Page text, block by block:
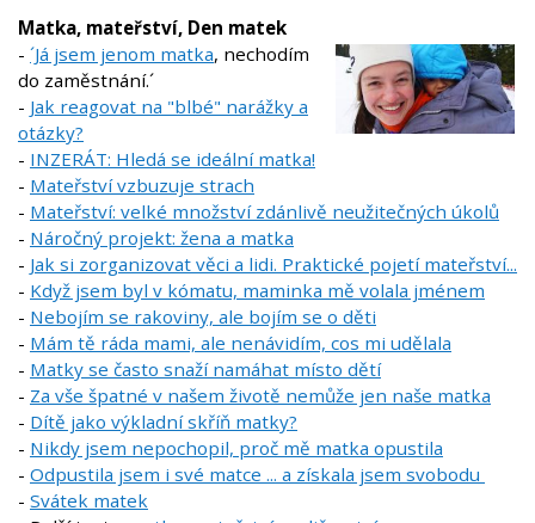
Matka, mateřství, Den matek
- ´Já jsem jenom matka, nechodím
do zaměstnání.´
- Jak reagovat na "blbé" narážky a
otázky?
- INZERÁT: Hledá se ideální matka!
- Mateřství vzbuzuje strach
- Mateřství: velké množství zdánlivě neužitečných úkolů
- Náročný projekt: žena a matka
- Jak si zorganizovat věci a lidi. Praktické pojetí mateřství...
- Když jsem byl v kómatu, maminka mě volala jménem
- Nebojím se rakoviny, ale bojím se o děti
- Mám tě ráda mami, ale nenávidím, cos mi udělala
- Matky se často snaží namáhat místo dětí
- Za vše špatné v našem životě nemůže jen naše matka
- Dítě jako výkladní skříň matky?
- Nikdy jsem nepochopil, proč mě matka opustila
- Odpustila jsem i své matce ... a získala jsem svobodu
- Svátek matek